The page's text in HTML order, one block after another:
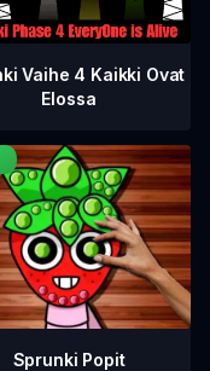
Vaihe 4 Kaikki Ovat
Elossa
Sprunki Popit